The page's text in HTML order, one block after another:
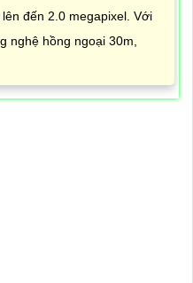
đến 2.0 megapixel. Với
nghệ hồng ngoại 30m,